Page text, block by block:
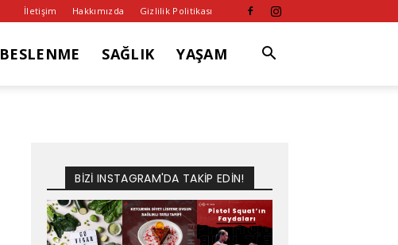
İletişim Hakkımızda Gizlilik Politikası
BESLENME SAĞLIK YAŞAM
BİZİ INSTAGRAM'DA TAKİP EDİN!